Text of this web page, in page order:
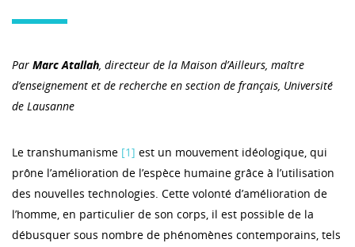
Par Marc Atallah, directeur de la Maison d’Ailleurs, maître
d’enseignement et de recherche en section de français, Université
de Lausanne
Le transhumanisme [1] est un mouvement idéologique, qui
prône l’amélioration de l’espèce humaine grâce à l’utilisation
des nouvelles technologies. Cette volonté d’amélioration de
l’homme, en particulier de son corps, il est possible de la
débusquer sous nombre de phénomènes contemporains, tels